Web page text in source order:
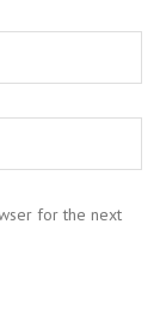
for the next